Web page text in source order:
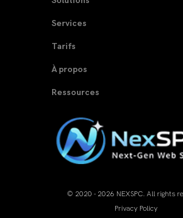
Services
Tarifs
À propos
Ressources
© 2020 - 2026 NEXSPC. All rights
Privacy Policy